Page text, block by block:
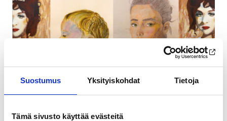
Suostumus Yksityiskohdat Tietoja
Tämä sivusto käyttää evästeitä